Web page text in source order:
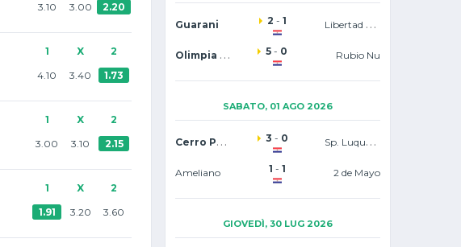
3.10 3.00 2.20
1 X
2
4.10 3.40 1.73
1 X
2
3.00 3.10 2.15
1 X
2
1.91 3.20 3.60
Guarani 2 - 1 Libertad Asuncion
Olimpia Asuncion 5 - 0 Rubio Nu
SABATO, 01 AGO 2026
Cerro Porteno 3 - 0 Sp. Luqueno
Ameliano 1 - 1 2 de Mayo
GIOVEDÌ, 30 LUG 2026